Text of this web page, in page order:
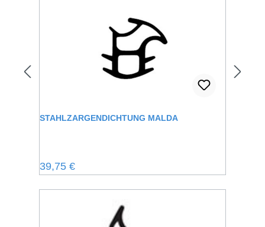
STAHLZARGENDICHTUNG MALDA
Regulärer Preis:
39,75 €